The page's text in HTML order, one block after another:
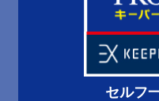
セルフ